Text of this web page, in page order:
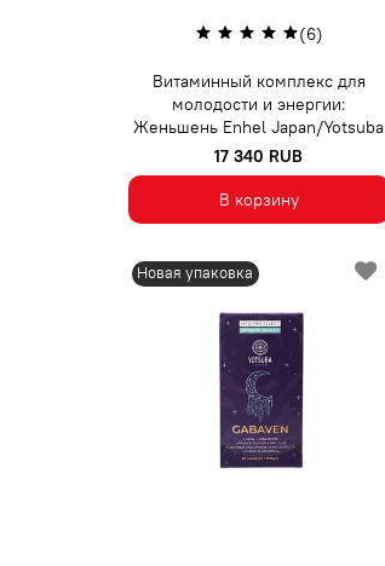
(6)
Витаминный комплекс для
молодости и энергии:
Женьшень Enhel Japan/Yotsuba
17 340 RUB
В корзину
Новая упаковка